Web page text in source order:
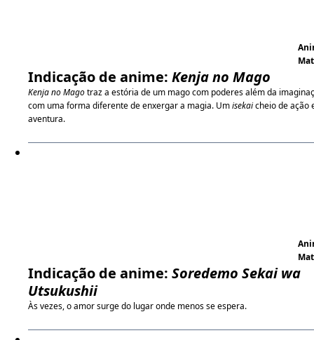
Indicação de anime: Kenja no Mago
Kenja no Magotraz a estória de um mago com poderes além da
com uma forma diferente de enxergar a magia. Umisekaicheio de ação
aventura.
Indicação de anime: Soredemo Sekai wa
Utsukushii
Às vezes, o amor surge do lugar onde menos se espera.